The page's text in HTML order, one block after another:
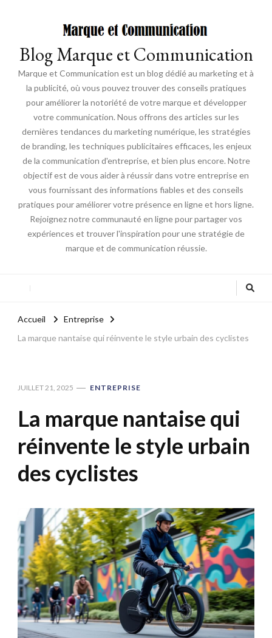
Blog Marque et Communication
Marque et Communication est un blog dédié au marketing et à
la publicité, où vous pouvez trouver des conseils pratiques
pour améliorer la notoriété de votre marque et développer
votre communication. Nous offrons des articles sur les
dernières tendances du marketing numérique, les stratégies
de branding, les techniques publicitaires efficaces, les enjeux
de la communication d'entreprise, et bien plus encore. Notre
objectif est de vous aider à réussir dans votre entreprise en
vous fournissant des informations fiables et des conseils
pratiques pour améliorer votre présence en ligne et hors ligne.
Rejoignez notre communauté en ligne pour partager vos
expériences et trouver l'inspiration pour une stratégie de
marque et de communication réussie.
Accueil
Entreprise
La marque nantaise qui réinvente le style urbain des cyclistes
JUILLET 21, 2025 ENTREPRISE
La marque nantaise qui
réinvente le style urbain
des cyclistes